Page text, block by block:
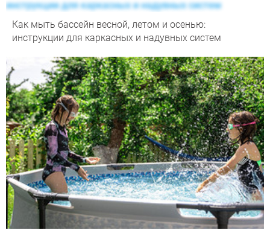
Как мыть бассейн весной, летом и осенью:
инструкции для каркасных и надувных систем